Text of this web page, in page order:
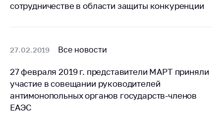
Регулирование
Международное
Применение мер
нетарифного
регулирования
сотрудничестве в области защиты конкуренции
27.02.2019 Все новости
27 февраля 2019 г. представители МАРТ приняли
участие в совещании руководителей
антимонопольных органов государств-членов
ЕАЭС